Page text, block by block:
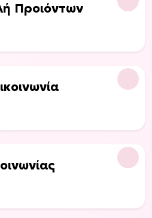
Προιόντων